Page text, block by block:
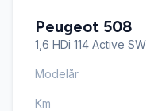
Peugeot 508
1,6 HDi 114 Active SW
Modelår
Km